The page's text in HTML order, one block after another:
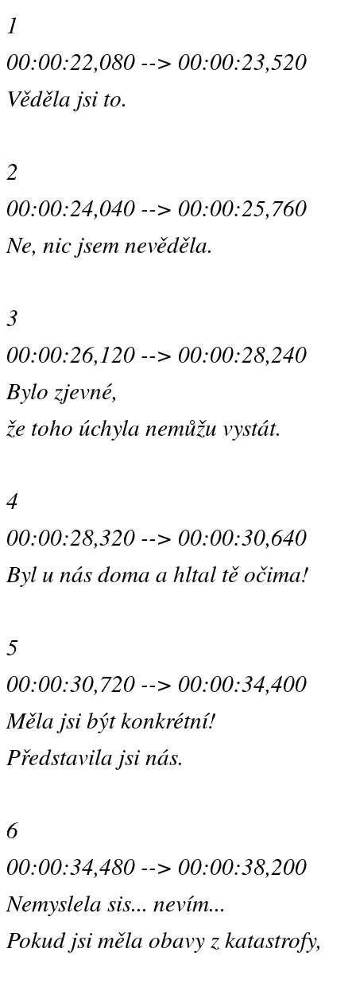
1
00:00:22,080 --> 00:00:23,520
Věděla jsi to.
2
00:00:24,040 --> 00:00:25,760
Ne, nic jsem nevěděla.
3
00:00:26,120 --> 00:00:28,240
Bylo zjevné,
že toho úchyla nemůžu vystát.
4
00:00:28,320 --> 00:00:30,640
Byl u nás doma a hltal tě očima!
5
00:00:30,720 --> 00:00:34,400
Měla jsi být konkrétní!
Představila jsi nás.
6
00:00:34,480 --> 00:00:38,200
Nemyslela sis... nevím...
Pokud jsi měla obavy z katastrofy,